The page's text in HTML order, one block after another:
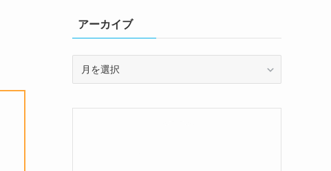
アーカイブ
イ